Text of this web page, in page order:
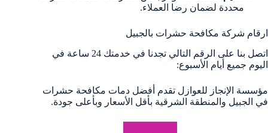
محددة لضمان رضا العملاء.
ارقام شركة مكافحة حشرات بالجبيل
اتصل بنا على الرقم التالي تجدنا في خدمتك 24 ساعة في
اليوم جميع أيام الأسبوع:
مؤسسة الإنجاز للعوازل تقدم أفضل دمات مكافحة حشرات
في الجبيل والمنطقة الشرقية بأقل الأسعار وبأعلى جودة.